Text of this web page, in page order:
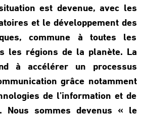
est devenue, avec les
et le développement des
commune à toutes les
les régions de la planète. La
à accélérer un processus
grâce notamment
de l’information et de
Nous sommes devenus « le